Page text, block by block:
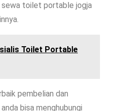
sewa toilet portable jogja
Toilet Portable
pembelian dan
bisa menghubungi